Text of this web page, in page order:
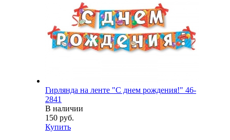
Гирлянда на ленте "С днем рождения!" 46-
2841
В наличии
150 руб.
Купить